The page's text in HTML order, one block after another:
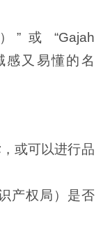
” 或 “Gajah
感又易懂的名
，或可以进行品
产权局）是否